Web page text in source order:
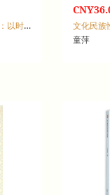
民族元素与文化认同的建构：以时尚创新为例
文化民族
童萍